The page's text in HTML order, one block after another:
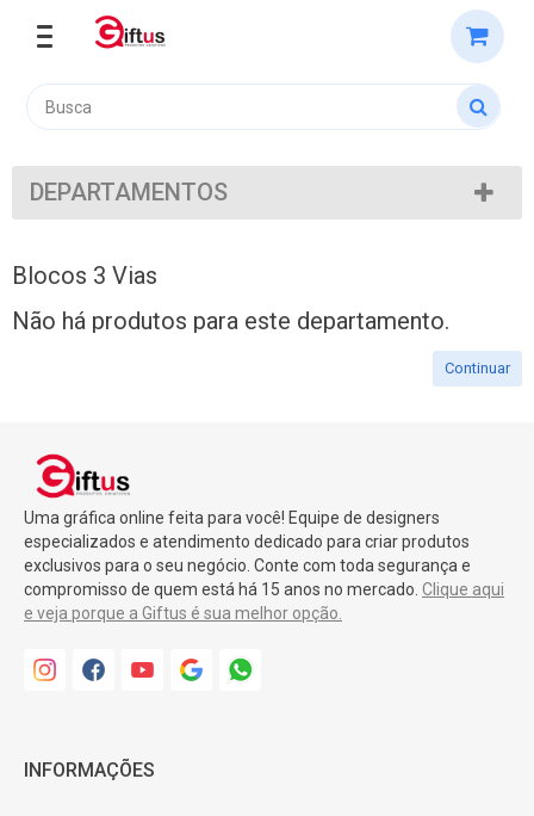
DEPARTAMENTOS
Blocos 3 Vias
Não há produtos para este departamento.
Continuar
Uma gráfica online feita para você! Equipe de designers
especializados e atendimento dedicado para criar produtos
exclusivos para o seu negócio. Conte com toda segurança e
compromisso de quem está há 15 anos no mercado. Clique aqui
e veja porque a Giftus é sua melhor opção.
INFORMAÇÕES